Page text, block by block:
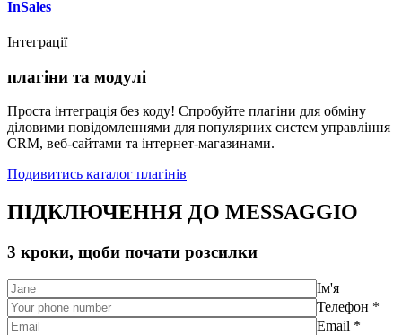
InSales
Інтеграції
плагіни та модулі
Проста інтеграція без коду! Спробуйте плагіни для обміну
діловими повідомленнями для популярних систем управління
CRM, веб-сайтами та інтернет-магазинами.
Подивитись каталог плагінів
ПІДКЛЮЧЕННЯ ДО MESSAGGIO
3 кроки, щоби почати розсилки
Ім'я
Телефон *
Email *